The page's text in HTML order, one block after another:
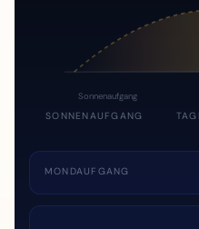
Sonnenaufgang
SONNENAUFGANG
MONDAUFGANG